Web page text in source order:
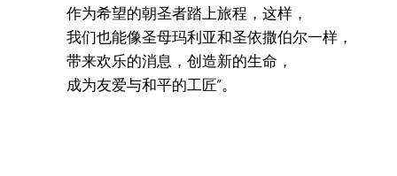
作为希望的朝圣者踏上旅程，这样，
我们也能像圣母玛利亚和圣依撒伯尔一样，
带来欢乐的消息，创造新的生命，
成为友爱与和平的工匠”。